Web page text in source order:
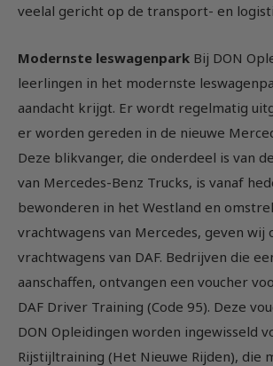
veelal gericht op de transport- en
Modernste leswagenpark Bij DON
leerlingen in het modernste
aandacht krijgt. Er wordt regelmatig
er worden gereden in de nieuwe
Deze blikvanger, die onderdeel is van
van Mercedes-Benz Trucks, is vanaf
bewonderen in het Westland en
vrachtwagens van Mercedes, geven wij
vrachtwagens van DAF. Bedrijven die
aanschaffen, ontvangen een voucher
DAF Driver Training (Code 95). Deze
DON Opleidingen worden ingewisseld
Rijstijltraining (Het Nieuwe Rijden), die